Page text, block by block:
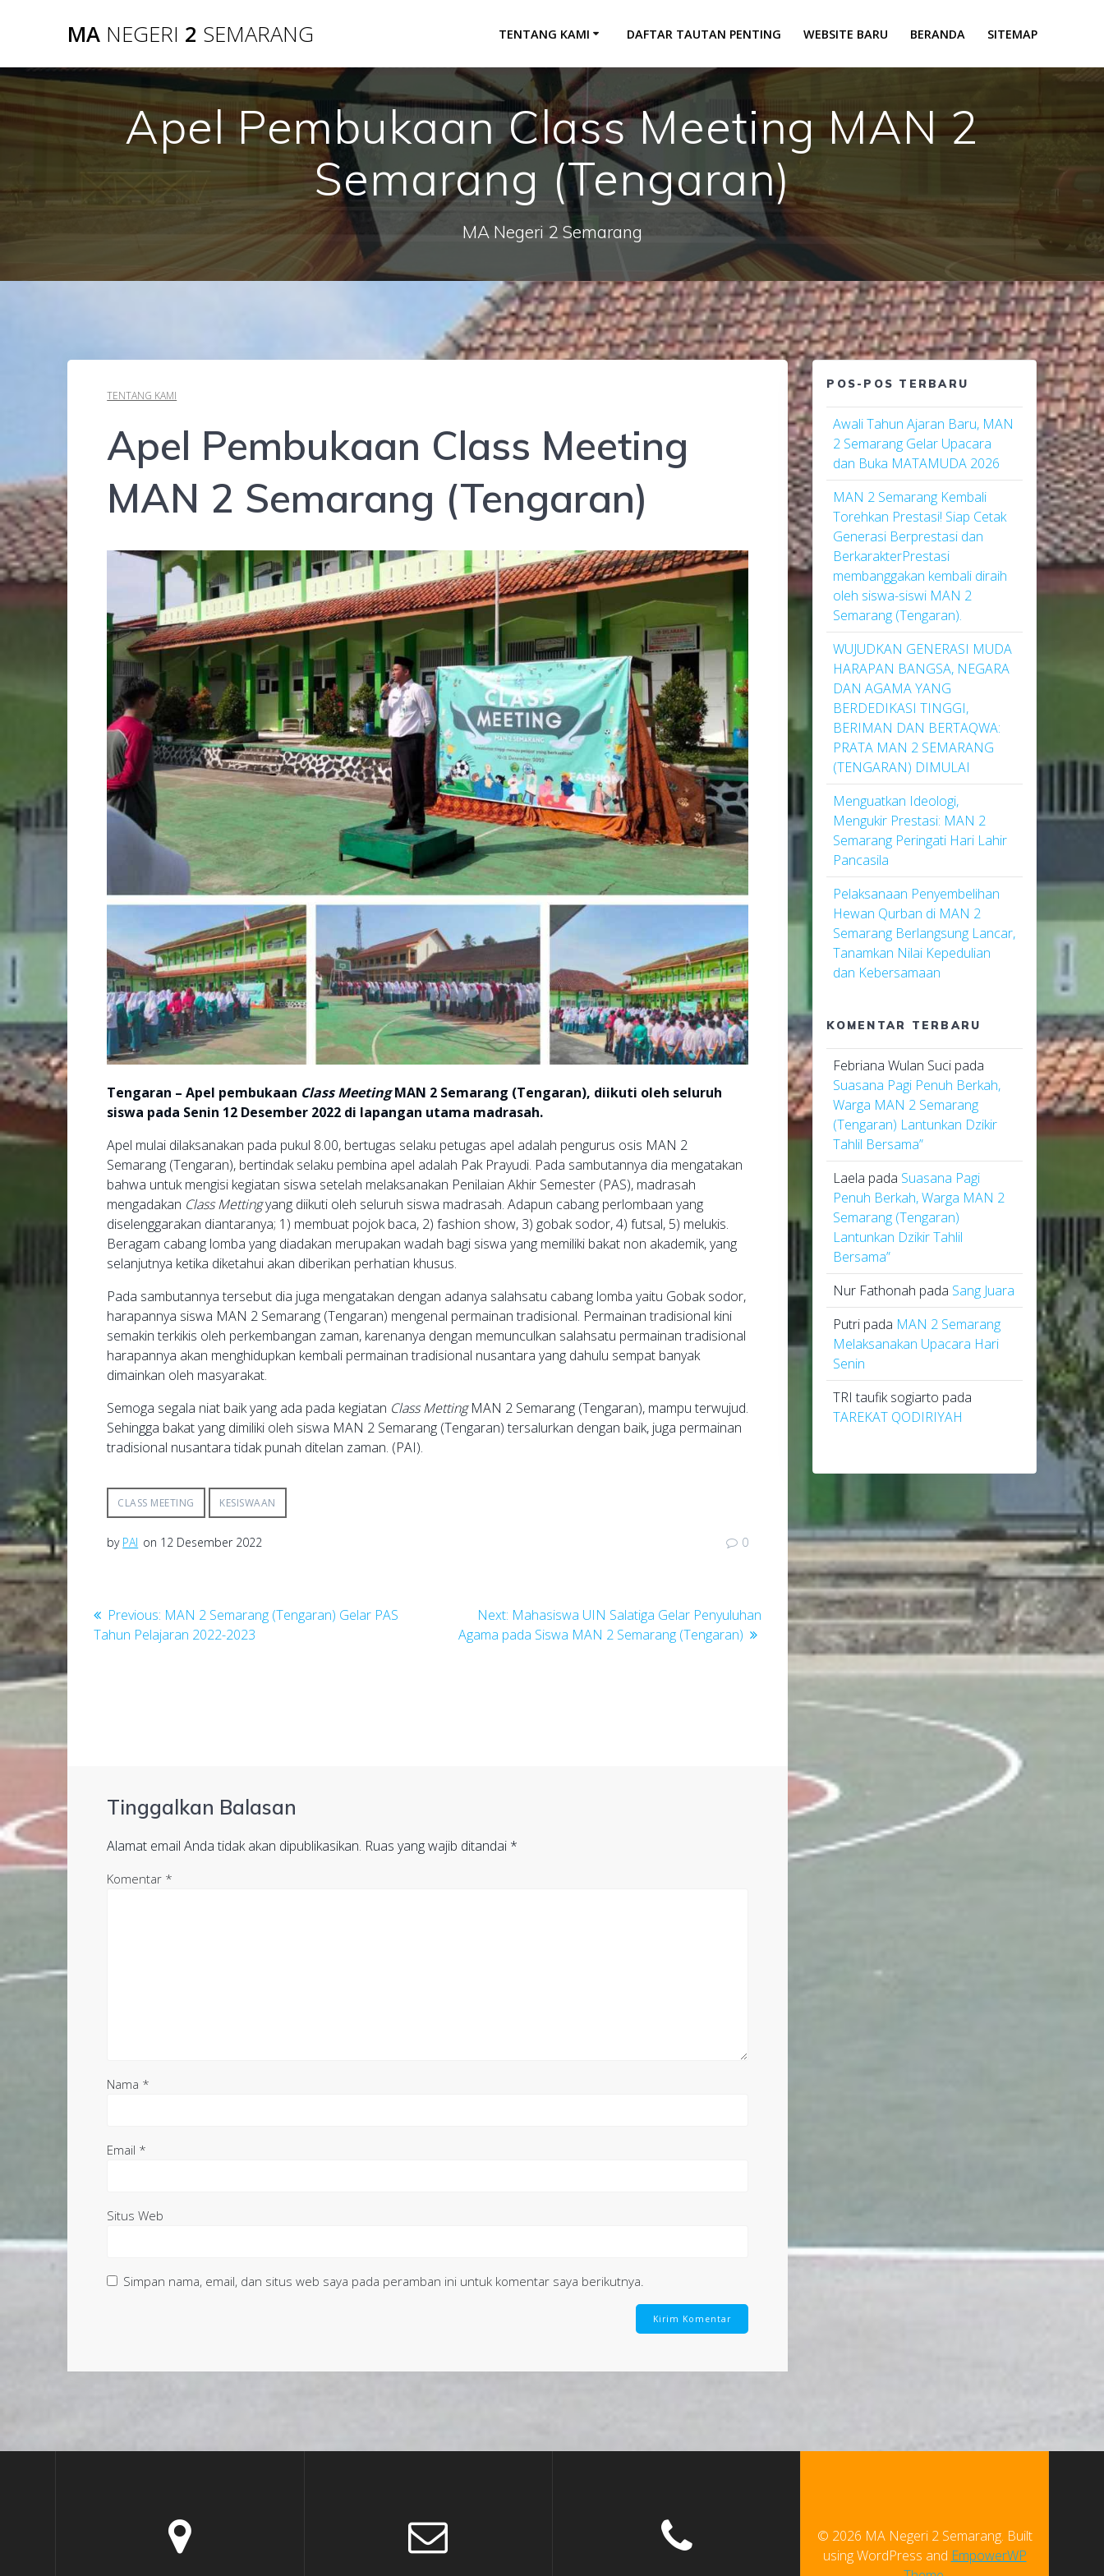
MA NEGERI 2 SEMARANG TENTANG KAMI DAFTAR TAUTAN PENTING WEBSITE BARU BERANDA SITEMAP
Apel Pembukaan Class Meeting MAN 2
Semarang (Tengaran)
MA Negeri 2 Semarang
TENTANG KAMI
Apel Pembukaan Class Meeting
MAN 2 Semarang (Tengaran)
Tengaran – Apel pembukaan Class MeetingMAN 2 Semarang (Tengaran), diikuti oleh seluruh
siswa pada Senin 12 Desember 2022 di lapangan utama madrasah.
Apel mulai dilaksanakan pada pukul 8.00, bertugas selaku petugas apel adalah pengurus osis MAN 2
Semarang (Tengaran), bertindak selaku pembina apel adalah Pak Prayudi. Pada sambutannya dia mengatakan
bahwa untuk mengisi kegiatan siswa setelah melaksanakan Penilaian Akhir Semester (PAS), madrasah
mengadakan Class Mettingyang diikuti oleh seluruh siswa madrasah. Adapun cabang perlombaan yang
diselenggarakan diantaranya; 1) membuat pojok baca, 2) fashion show, 3) gobak sodor, 4) futsal, 5) melukis.
Beragam cabang lomba yang diadakan merupakan wadah bagi siswa yang memiliki bakat non akademik, yang
selanjutnya ketika diketahui akan diberikan perhatian khusus.
Pada sambutannya tersebut dia juga mengatakan dengan adanya salahsatu cabang lomba yaitu Gobak sodor,
harapannya siswa MAN 2 Semarang (Tengaran) mengenal permainan tradisional. Permainan tradisional kini
semakin terkikis oleh perkembangan zaman, karenanya dengan memunculkan salahsatu permainan tradisional
harapannya akan menghidupkan kembali permainan tradisional nusantara yang dahulu sempat banyak
dimainkan oleh masyarakat.
Semoga segala niat baik yang ada pada kegiatan Class MettingMAN 2 Semarang (Tengaran), mampu terwujud.
Sehingga bakat yang dimiliki oleh siswa MAN 2 Semarang (Tengaran) tersalurkan dengan baik, juga permainan
tradisional nusantara tidak punah ditelan zaman. (PAI).
CLASS MEETING KESISWAAN
by PAI on 12 Desember 2022 0
Navigasi
pos
Previous: Previous
post:
MAN 2 Semarang (Tengaran) Gelar PAS
Tahun Pelajaran 2022-2023
Next: Next
post:
Mahasiswa UIN Salatiga Gelar Penyuluhan
Agama pada Siswa MAN 2 Semarang (Tengaran)
Tinggalkan Balasan
Alamat email Anda tidak akan dipublikasikan. Ruas yang wajib ditandai *
Komentar *
Nama *
Email *
Situs Web
Simpan nama, email, dan situs web saya pada peramban ini untuk komentar saya berikutnya.
POS-POS TERBARU
Awali Tahun Ajaran Baru, MAN
2 Semarang Gelar Upacara
dan Buka MATAMUDA 2026
MAN 2 Semarang Kembali
Torehkan Prestasi! Siap Cetak
Generasi Berprestasi dan
BerkarakterPrestasi
membanggakan kembali diraih
oleh siswa-siswi MAN 2
Semarang (Tengaran).
WUJUDKAN GENERASI MUDA
HARAPAN BANGSA, NEGARA
DAN AGAMA YANG
BERDEDIKASI TINGGI,
BERIMAN DAN BERTAQWA:
PRATA MAN 2 SEMARANG
(TENGARAN) DIMULAI
Menguatkan Ideologi,
Mengukir Prestasi: MAN 2
Semarang Peringati Hari Lahir
Pancasila
Pelaksanaan Penyembelihan
Hewan Qurban di MAN 2
Semarang Berlangsung Lancar,
Tanamkan Nilai Kepedulian
dan Kebersamaan
KOMENTAR TERBARU
Febriana Wulan Suci pada
Suasana Pagi Penuh Berkah,
Warga MAN 2 Semarang
(Tengaran) Lantunkan Dzikir
Tahlil Bersama”
Laela pada Suasana Pagi
Penuh Berkah, Warga MAN 2
Semarang (Tengaran)
Lantunkan Dzikir Tahlil
Bersama”
Nur Fathonah pada Sang Juara
Putri pada MAN 2 Semarang
Melaksanakan Upacara Hari
Senin
TRI taufik sogiarto pada
TAREKAT QODIRIYAH
© 2026 MA Negeri 2 Semarang. Built
using WordPress and EmpowerWP